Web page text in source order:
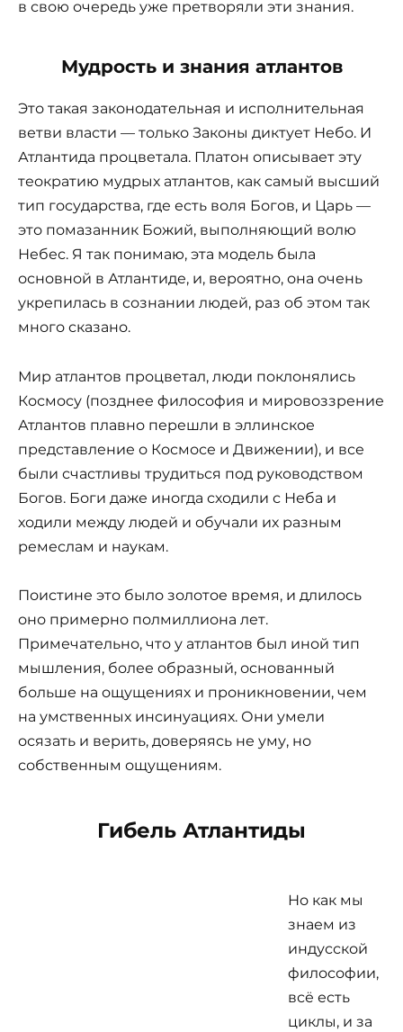
в свою очередь уже претворяли эти знания.
Мудрость и знания атлантов
Это такая законодательная и исполнительная
ветви власти — только Законы диктует Небо. И
Атлантида процветала. Платон описывает эту
теократию мудрых атлантов, как самый высший
тип государства, где есть воля Богов, и Царь —
это помазанник Божий, выполняющий волю
Небес. Я так понимаю, эта модель была
основной в Атлантиде, и, вероятно, она очень
укрепилась в сознании людей, раз об этом так
много сказано.
Мир атлантов процветал, люди поклонялись
Космосу (позднее философия и мировоззрение
Атлантов плавно перешли в эллинское
представление о Космосе и Движении), и все
были счастливы трудиться под руководством
Богов. Боги даже иногда сходили с Неба и
ходили между людей и обучали их разным
ремеслам и наукам.
Поистине это было золотое время, и длилось
оно примерно полмиллиона лет.
Примечательно, что у атлантов был иной тип
мышления, более образный, основанный
больше на ощущениях и проникновении, чем
на умственных инсинуациях. Они умели
осязать и верить, доверяясь не уму, но
собственным ощущениям.
Гибель Атлантиды
Но как мы
знаем из
индусской
философии,
всё есть
циклы, и за